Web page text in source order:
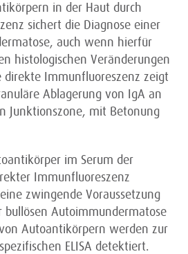
in der Haut durch
sichert die Diagnose einer
auch wenn hierfür
histologischen Veränderungen
direkte Immunfluoreszenz zeigt
Ablagerung von IgA an
Junktionszone, mit Betonung
im Serum der
Immunfluoreszenz
zwingende Voraussetzung
bullösen Autoimmundermatose
Autoantikörpern werden zur
ELISA detektiert.